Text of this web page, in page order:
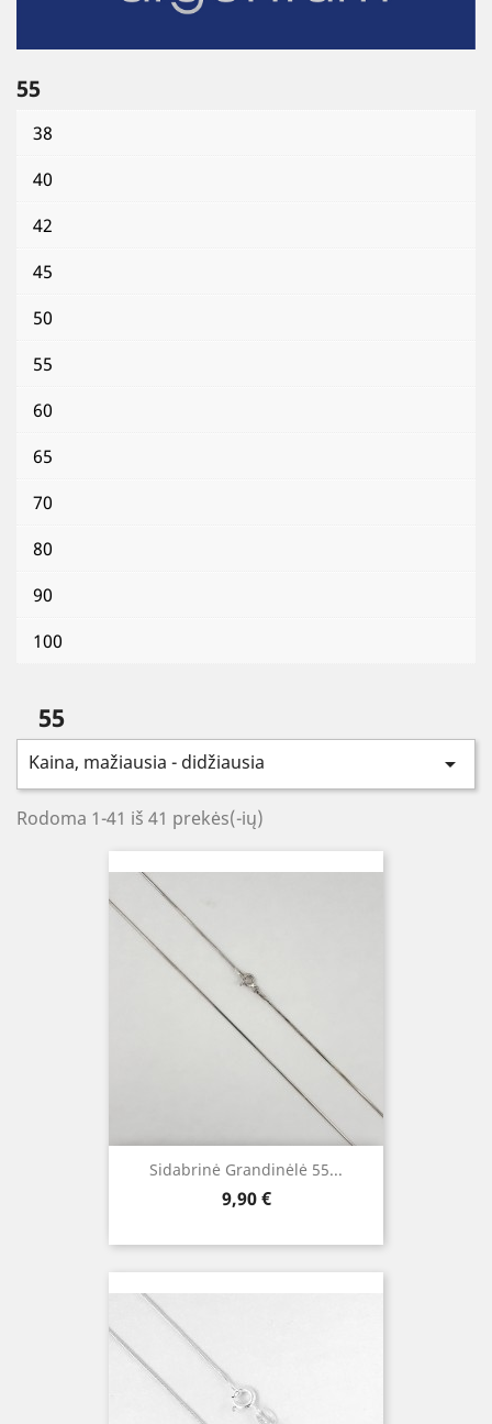
55
38
40
42
45
50
55
60
65
70
80
90
100
55
Kaina, mažiausia - didžiausia 
Rodoma 1-41 iš 41 prekės(-ių)
Sidabrinė Grandinėlė 55...
Kaina
9,90 €